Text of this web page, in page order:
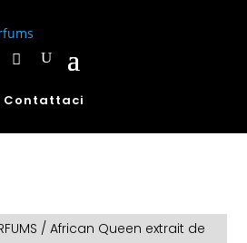
Contattaci
/ African Queen extrait de